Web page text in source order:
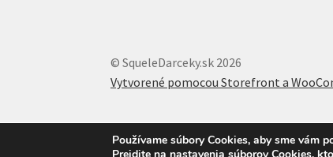
© SqueleDarceky.sk 2026
Vytvorené pomocou Storefront a
Používame súbory Cookies, aby sme vám